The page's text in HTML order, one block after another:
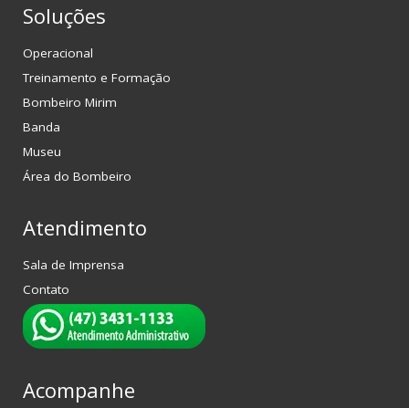
Soluções
Operacional
Treinamento e Formação
Bombeiro Mirim
Banda
Museu
Área do Bombeiro
Atendimento
Sala de Imprensa
Contato
Acompanhe